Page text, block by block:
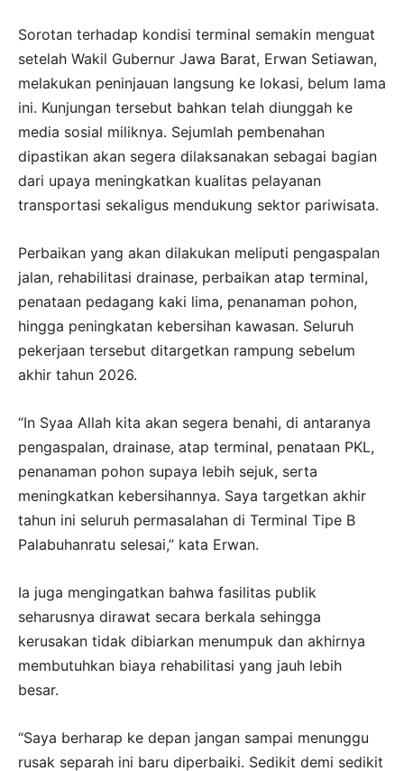
Sorotan terhadap kondisi terminal semakin menguat
setelah Wakil Gubernur Jawa Barat, Erwan Setiawan,
melakukan peninjauan langsung ke lokasi, belum lama
ini. Kunjungan tersebut bahkan telah diunggah ke
media sosial miliknya. Sejumlah pembenahan
dipastikan akan segera dilaksanakan sebagai bagian
dari upaya meningkatkan kualitas pelayanan
transportasi sekaligus mendukung sektor pariwisata.
Perbaikan yang akan dilakukan meliputi pengaspalan
jalan, rehabilitasi drainase, perbaikan atap terminal,
penataan pedagang kaki lima, penanaman pohon,
hingga peningkatan kebersihan kawasan. Seluruh
pekerjaan tersebut ditargetkan rampung sebelum
akhir tahun 2026.
“In Syaa Allah kita akan segera benahi, di antaranya
pengaspalan, drainase, atap terminal, penataan PKL,
penanaman pohon supaya lebih sejuk, serta
meningkatkan kebersihannya. Saya targetkan akhir
tahun ini seluruh permasalahan di Terminal Tipe B
Palabuhanratu selesai,” kata Erwan.
Ia juga mengingatkan bahwa fasilitas publik
seharusnya dirawat secara berkala sehingga
kerusakan tidak dibiarkan menumpuk dan akhirnya
membutuhkan biaya rehabilitasi yang jauh lebih
besar.
“Saya berharap ke depan jangan sampai menunggu
rusak separah ini baru diperbaiki. Sedikit demi sedikit